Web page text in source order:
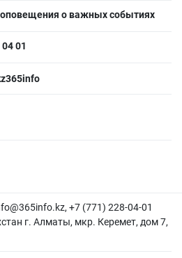
о важных событиях
01
, +7 (771) 228-04-01
г. Алматы, мкр. Керемет, дом 7,